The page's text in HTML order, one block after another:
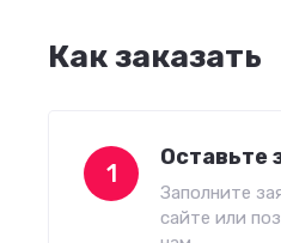
Как заказать
1
Оставьте
Заполните
сайте или